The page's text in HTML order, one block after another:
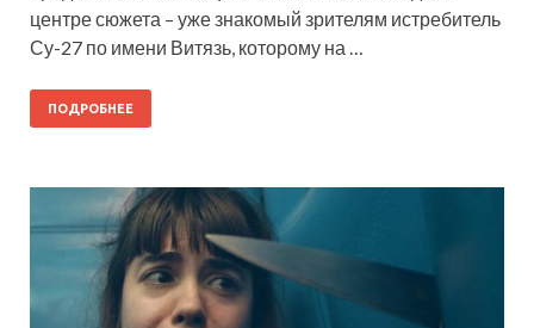
центре сюжета – уже знакомый зрителям истребитель
Су-27 по имени Витязь, которому на …
ПОДРОБНЕЕ